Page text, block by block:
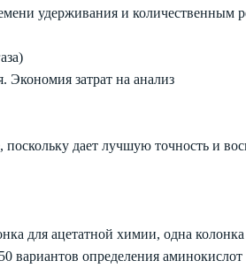
удерживания и количественным
Экономия затрат на анализ
дает лучшую точность и
для ацетатной химии, одна
вариантов определения аминокислот